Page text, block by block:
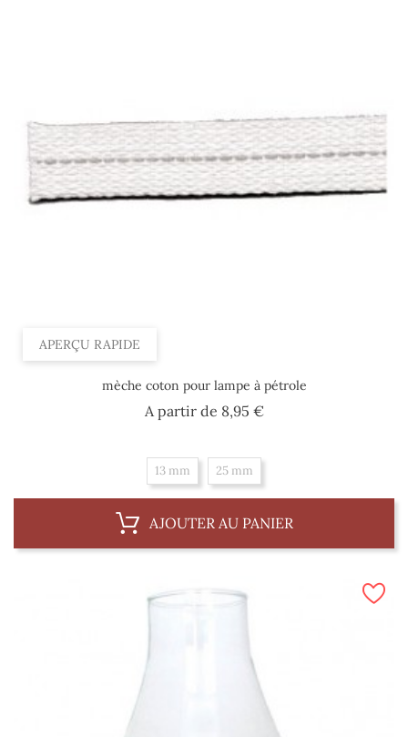
APERÇU RAPIDE
mèche coton pour lampe à pétrole
A partir de 8,95 €Prix
13 mm 25 mm
AJOUTER AU PANIER